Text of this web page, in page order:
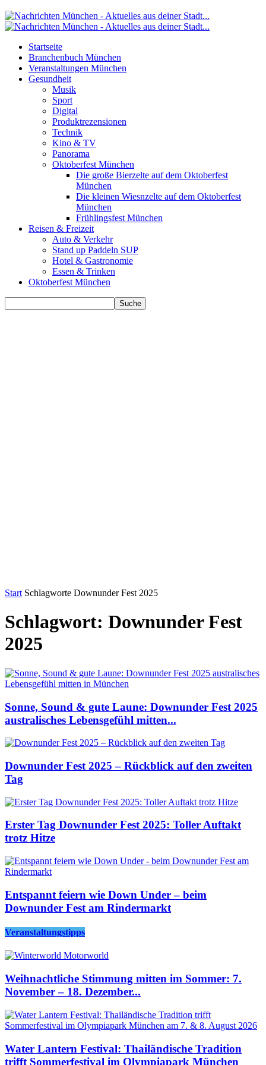
Startseite
Branchenbuch München
Veranstaltungen München
Gesundheit
Musik
Sport
Digital
Produktrezensionen
Technik
Kino & TV
Panorama
Oktoberfest München
Die große Bierzelte auf dem Oktoberfest
München
Die kleinen Wiesnzelte auf dem Oktoberfest
München
Frühlingsfest München
Reisen & Freizeit
Auto & Verkehr
Stand up Paddeln SUP
Hotel & Gastronomie
Essen & Trinken
Oktoberfest München
Start Schlagworte Downunder Fest 2025
Schlagwort: Downunder Fest
2025
Sonne, Sound & gute Laune: Downunder Fest 2025
australisches Lebensgefühl mitten...
Downunder Fest 2025 – Rückblick auf den zweiten
Tag
Erster Tag Downunder Fest 2025: Toller Auftakt
trotz Hitze
Entspannt feiern wie Down Under – beim
Downunder Fest am Rindermarkt
Veranstaltungstipps
Weihnachtliche Stimmung mitten im Sommer: 7.
November – 18. Dezember...
Water Lantern Festival: Thailändische Tradition
trifft Sommerfestival im Olympiapark München